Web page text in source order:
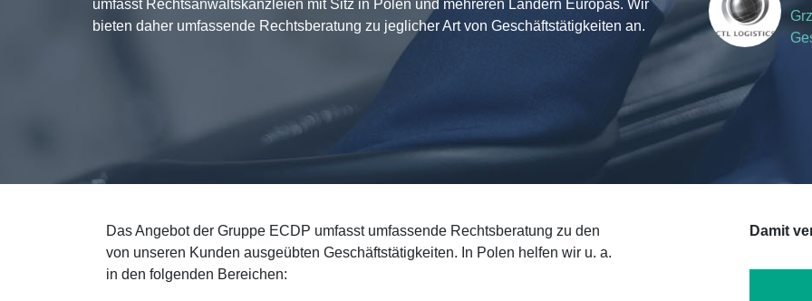
umfasst Rechtsanwaltskanzleien mit Sitz in Polen und mehreren Ländern Europas. Wir
bieten daher umfassende Rechtsberatung zu jeglicher Art von Geschäftstätigkeiten an.
DB Cargo Polska S.A.
Mirosława Micikowska, Leiterin der
Das Angebot der Gruppe ECDP umfasst umfassende Rechtsberatung zu den
von unseren Kunden ausgeübten Geschäftstätigkeiten. In Polen helfen wir u. a.
in den folgenden Bereichen:
Damit